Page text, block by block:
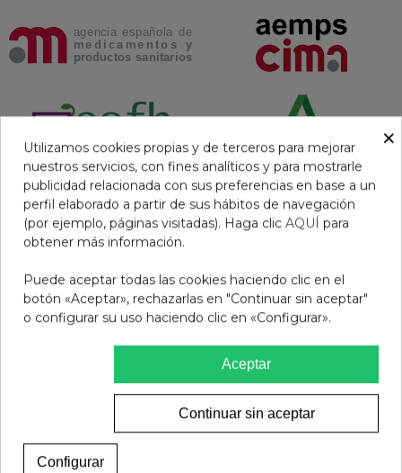
Aviso legal
Condiciones de venta
Condiciones productos Covid-19
×
Utilizamos cookies propias y de terceros para mejorar
nuestros servicios, con fines analíticos y para mostrarle
publicidad relacionada con sus preferencias en base a un
perfil elaborado a partir de sus hábitos de navegación
(por ejemplo, páginas visitadas). Haga clic AQUÍ para
obtener más información.
Puede aceptar todas las cookies haciendo clic en el
botón «Aceptar», rechazarlas en "Continuar sin aceptar"
o configurar su uso haciendo clic en «Configurar».
Aceptar
Continuar sin aceptar
Configurar